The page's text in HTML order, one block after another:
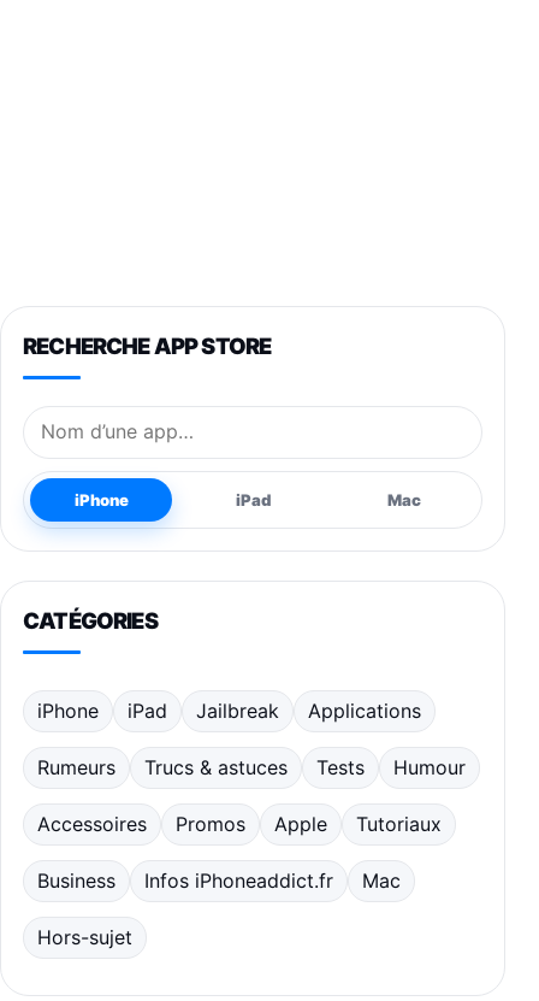
RECHERCHE APP STORE
Nom de l’application
iPhone iPad Mac
CATÉGORIES
iPhone iPad Jailbreak Applications
Rumeurs Trucs & astuces Tests Humour
Accessoires Promos Apple Tutoriaux
Business Infos iPhoneaddict.fr Mac
Hors-sujet